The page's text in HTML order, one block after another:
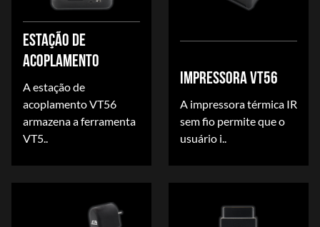
ESTAÇÃO DE
ACOPLAMENTO
A estação de
acoplamento VT56
armazena a ferramenta
VT5..
IMPRESSORA VT56
A impressora térmica IR
sem fio permite que o
usuário i..